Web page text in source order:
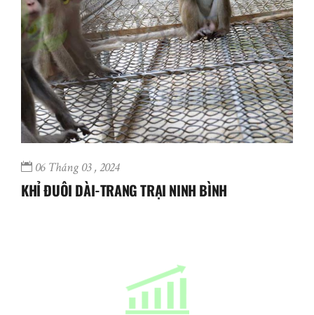
06 Tháng 03 , 2024
KHỈ ĐUÔI DÀI-TRANG TRẠI NINH BÌNH